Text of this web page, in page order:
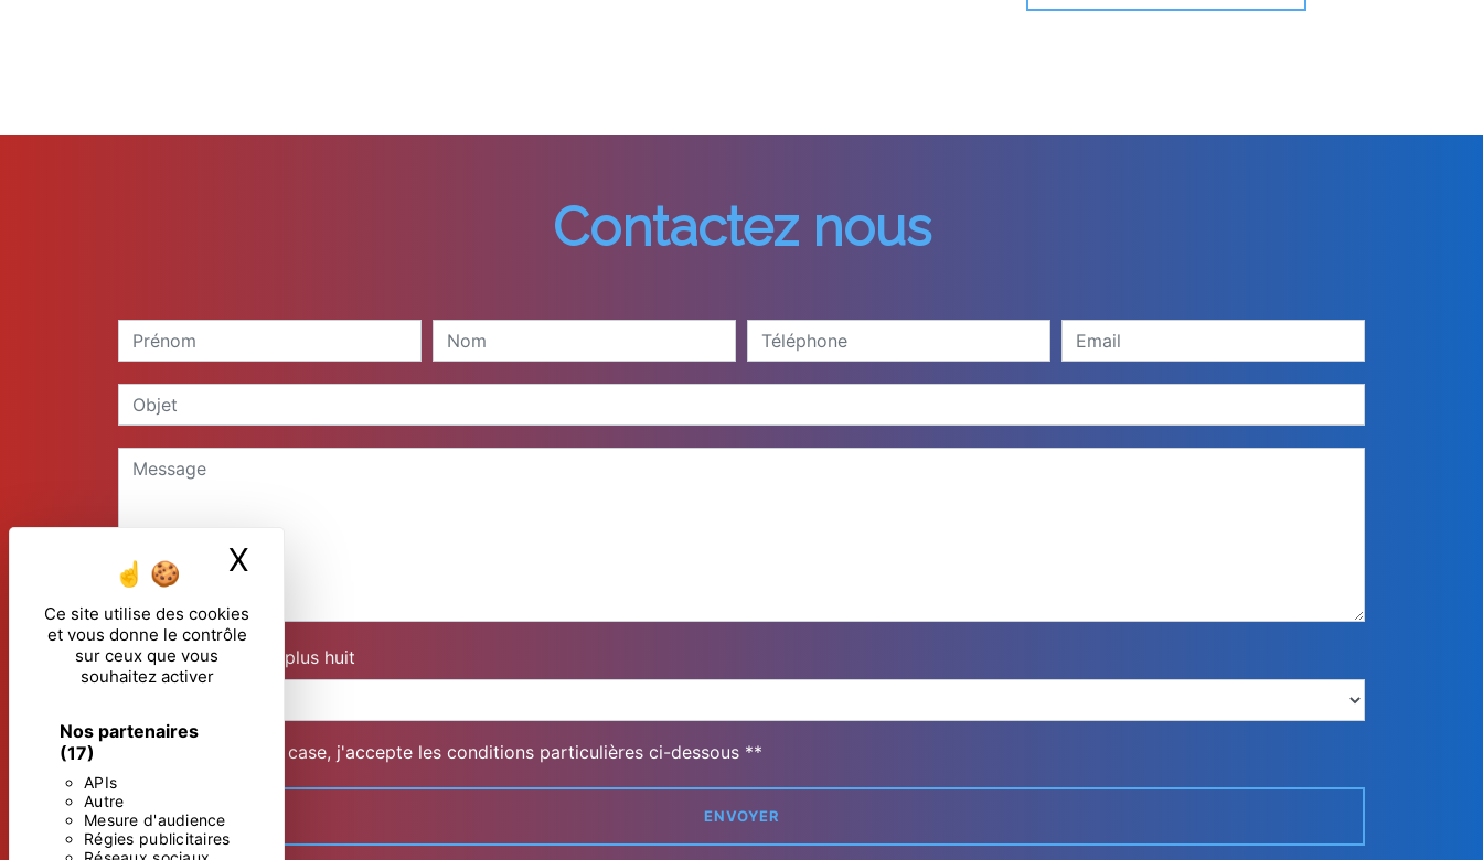
Ce site utilise des cookies
et vous donne le contrôle
sur ceux que vous
souhaitez activer
Nos partenaires
(17)
APIs
Autre
Mesure d'audience
Régies publicitaires
X
Contactez nous
Combien font deux plus huit
En cochant cette case, j'accepte les conditions particulières ci-dessous **
ENVOYER